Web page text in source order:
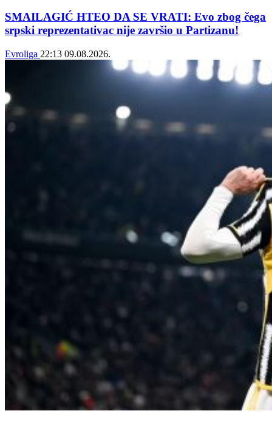
SMAILAGIĆ HTEO DA SE VRATI: Evo zbog čega
srpski reprezentativac nije završio u Partizanu!
Evroliga 22:13 09.08.2026.